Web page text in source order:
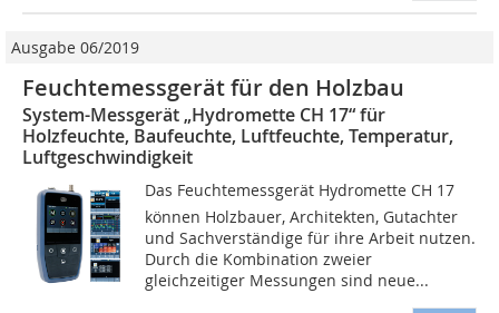
Ausgabe 06/2019
Feuchtemessgerät für den Holzbau
System-Messgerät „Hydromette CH 17“ für
Holzfeuchte, Baufeuchte, Luftfeuchte, Temperatur,
Luftgeschwindigkeit
Das Feuchtemessgerät Hydromette CH 17
können Holzbauer, Architekten, Gutachter
und Sachverständige für ihre Arbeit nutzen.
Durch die Kombination zweier
gleichzeitiger Messungen sind neue...